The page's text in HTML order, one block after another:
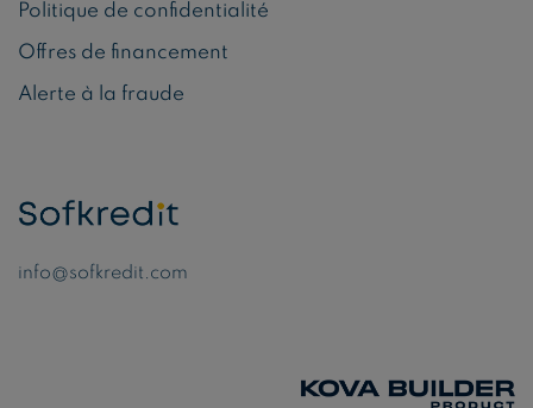
Politique de confidentialité
Offres de financement
Alerte à la fraude
info@sofkredit.com